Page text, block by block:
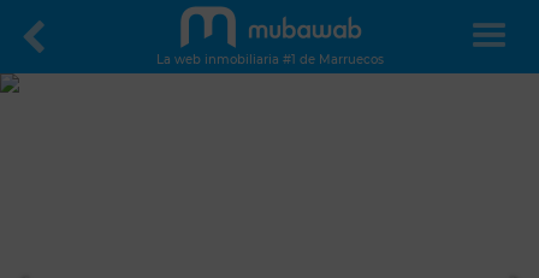
La web inmobiliaria #1 de Marruecos